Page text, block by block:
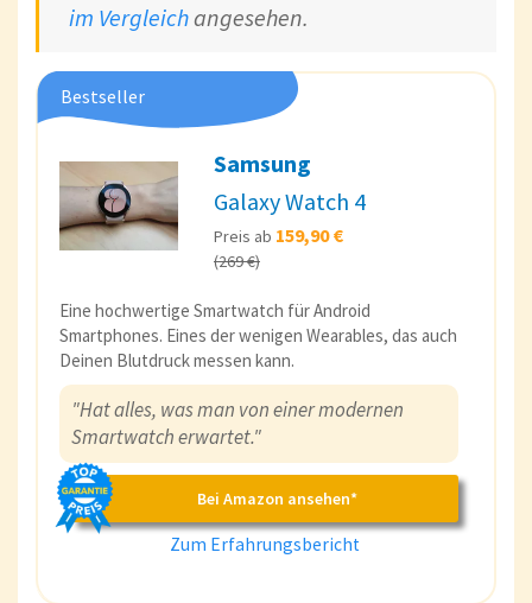
im Vergleichangesehen.
Bestseller
Samsung
Galaxy Watch 4
Preis ab 159,90 €
(269 €)
Eine hochwertige Smartwatch für Android
Smartphones. Eines der wenigen Wearables, das auch
Deinen Blutdruck messen kann.
"Hat alles, was man von einer modernen
Smartwatch erwartet."
Bei Amazon ansehen*
Zum Erfahrungsbericht